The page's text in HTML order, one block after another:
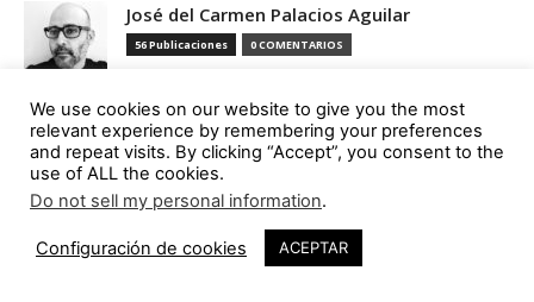
José del Carmen Palacios Aguilar
56 Publicaciones 0 COMENTARIOS
Aldo G. Facho Dede
51 Publicaciones 0 COMENTARIOS
http://urbanistas.lat/
Sergio de Miguel García
46 Publicaciones 0 COMENTARIOS
We use cookies on our website to give you the most
relevant experience by remembering your preferences
and repeat visits. By clicking “Accept”, you consent to the
use of ALL the cookies.
Do not sell my personal information.
Configuración de cookies ACEPTAR